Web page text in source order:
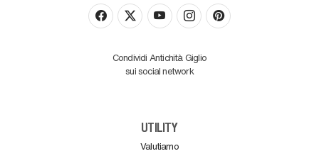
Condividi Antichità Giglio
sui social network
UTILITY
Valutiamo